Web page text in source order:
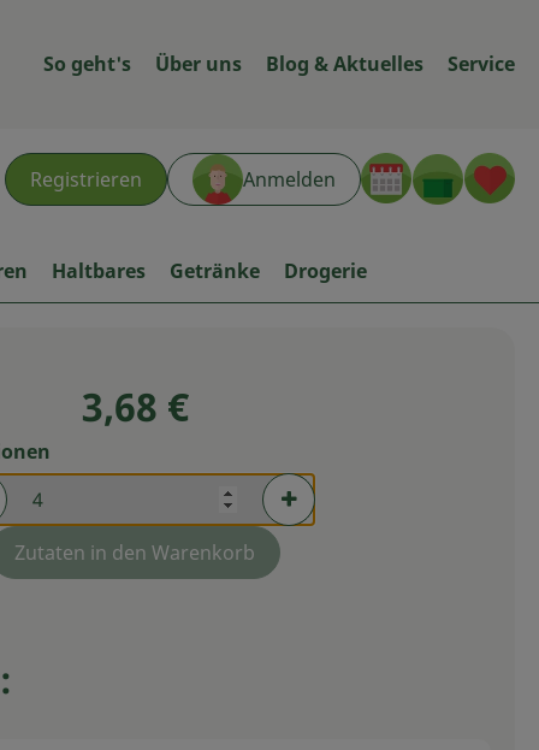
So geht's Über uns Blog & Aktuelles Service
Registrieren Anmelden
Haltbares Getränke Drogerie
3,68 €
verringern (aktuell 4 Portionen ausgewählt)
Portionen erhöhen
Zutaten in den Warenkorb